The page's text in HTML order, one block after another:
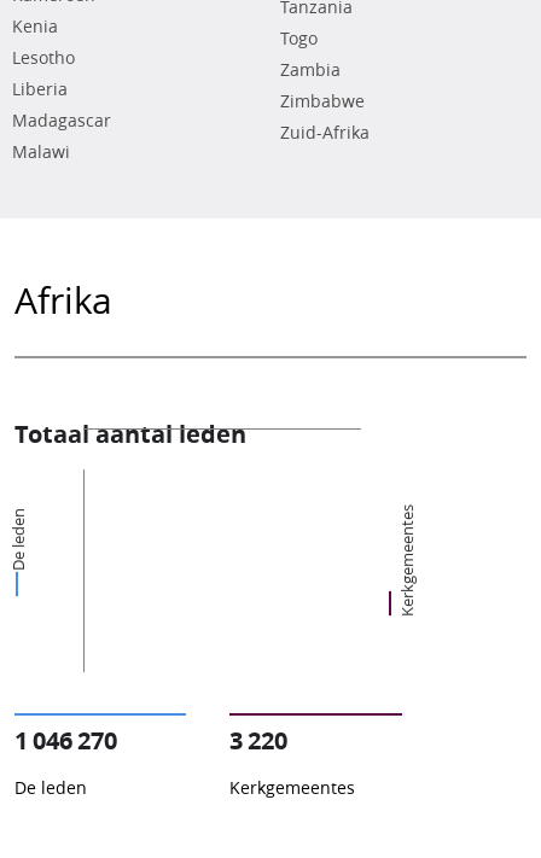
Kenia
Lesotho
Liberia
Madagascar
Malawi
Tanzania
Togo
Zambia
Zimbabwe
Zuid-Afrika
Afrika
Totaal aantal leden
De leden Kerkgemeentes
1 046 270
De leden
3 220
Kerkgemeentes